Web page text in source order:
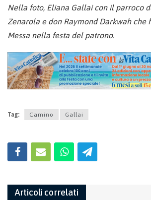
Nella foto, Eliana Gallai con il parroco
Zenarola e don Raymond Darkwah che
Messa nella festa del patrono.
Tag: Camino Gallai
Articoli correlati